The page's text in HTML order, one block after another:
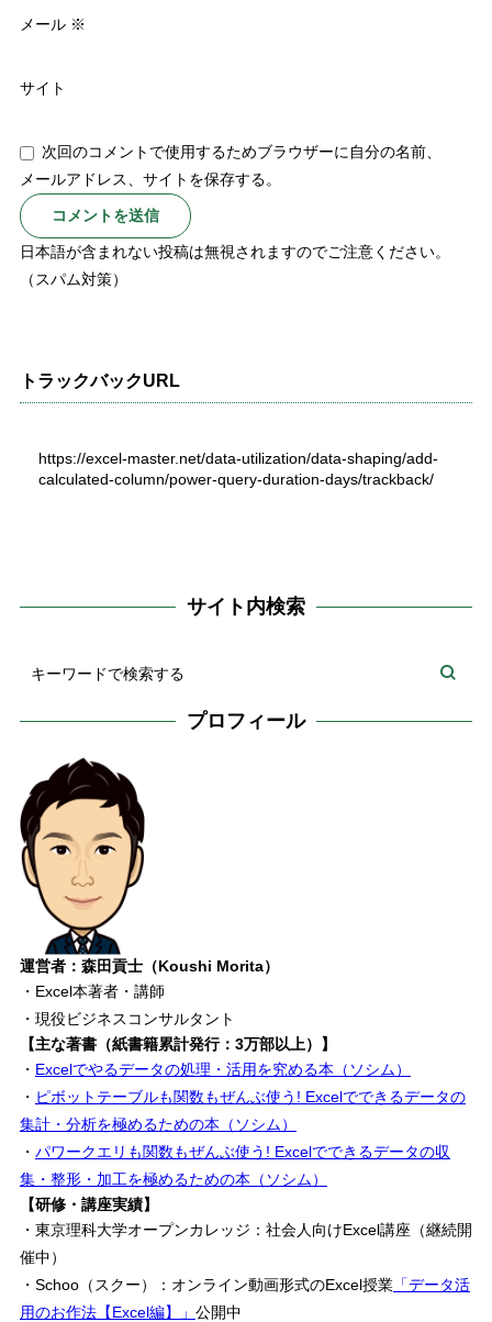
メール ※
サイト
次回のコメントで使用するためブラウザーに自分の名前、
メールアドレス、サイトを保存する。
日本語が含まれない投稿は無視されますのでご注意ください。
（スパム対策）
トラックバックURL
https://excel-master.net/data-utilization/data-shaping/add-
calculated-column/power-query-duration-days/trackback/
サイト内検索
プロフィール
運営者：森田貢士（Koushi Morita）
・Excel本著者・講師
・現役ビジネスコンサルタント
【主な著書（紙書籍累計発行：3万部以上）】
・ Excelでやるデータの処理・活用を究める本（ソシム）
・ ピボットテーブルも関数もぜんぶ使う! Excelでできるデータの
集計・分析を極めるための本（ソシム）
・ パワークエリも関数もぜんぶ使う! Excelでできるデータの収
集・整形・加工を極めるための本（ソシム）
【研修・講座実績】
・東京理科大学オープンカレッジ：社会人向けExcel講座（継続開
催中）
・Schoo（スクー）：オンライン動画形式のExcel授業「データ活
用のお作法【Excel編】」 公開中